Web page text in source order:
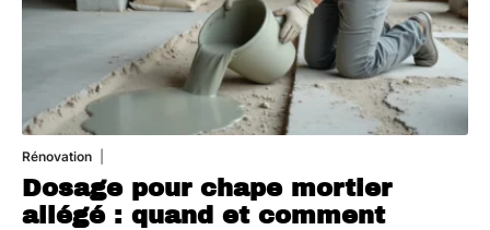
Rénovation
Dosage pour chape mortier
allégé : quand et comment